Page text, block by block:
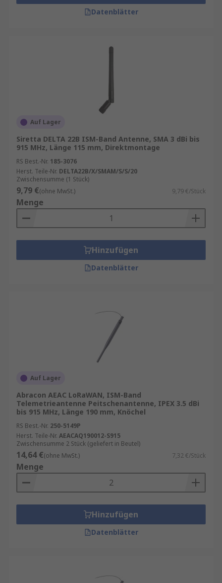
Datenblätter
Auf Lager
Siretta DELTA 22B ISM-Band Antenne, SMA 3 dBi bis
915 MHz, Länge 115 mm, Direktmontage
RS Best.-Nr. 185-3076
Herst. Teile-Nr. DELTA22B/X/SMAM/S/S/20
Zwischensumme (1 Stück)
9,79 €(ohne MwSt.) 9,79 €/Stück
Menge
Hinzufügen
Datenblätter
Auf Lager
Abracon AEAC LoRaWAN, ISM-Band
Telemetrieantenne Peitschenantenne, IPEX 3.5 dBi
bis 915 MHz, Länge 190 mm, Knöchel
RS Best.-Nr. 250-5149P
Herst. Teile-Nr. AEACAQ190012-S915
Zwischensumme 2 Stück (geliefert in Beutel)
14,64 €(ohne MwSt.) 7,32 €/Stück
Menge
Hinzufügen
Datenblätter